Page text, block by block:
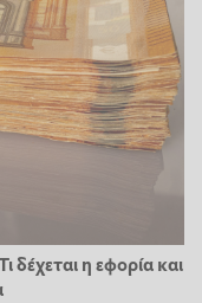
δέχεται η εφορία και